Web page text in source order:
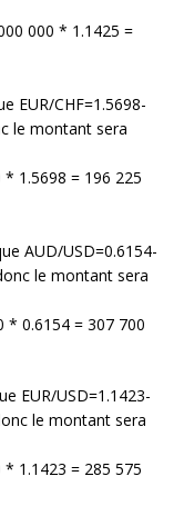
000 * 1.1425 =
EUR/CHF=1.5698-
le montant sera
* 1.5698 = 196 225
AUD/USD=0.6154-
le montant sera
* 0.6154 = 307 700
EUR/USD=1.1423-
le montant sera
* 1.1423 = 285 575